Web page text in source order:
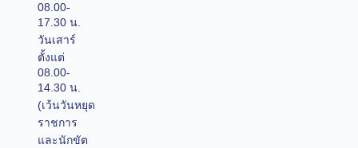
08.00-
17.30 น.
วันเสาร์
ตั้งแต่
08.00-
14.30 น.
(เว้นวันหยุด
ราชการ
และนักขัต